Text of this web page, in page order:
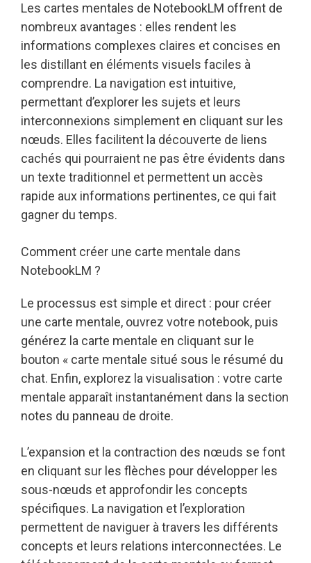
Les cartes mentales de NotebookLM offrent de
nombreux avantages : elles rendent les
informations complexes claires et concises en
les distillant en éléments visuels faciles à
comprendre. La navigation est intuitive,
permettant d’explorer les sujets et leurs
interconnexions simplement en cliquant sur les
nœuds. Elles facilitent la découverte de liens
cachés qui pourraient ne pas être évidents dans
un texte traditionnel et permettent un accès
rapide aux informations pertinentes, ce qui fait
gagner du temps.
Comment créer une carte mentale dans
NotebookLM ?
Le processus est simple et direct : pour créer
une carte mentale, ouvrez votre notebook, puis
générez la carte mentale en cliquant sur le
bouton « carte mentale situé sous le résumé du
chat. Enfin, explorez la visualisation : votre carte
mentale apparaît instantanément dans la section
notes du panneau de droite.
L’expansion et la contraction des nœuds se font
en cliquant sur les flèches pour développer les
sous-nœuds et approfondir les concepts
spécifiques. La navigation et l’exploration
permettent de naviguer à travers les différents
concepts et leurs relations interconnectées. Le